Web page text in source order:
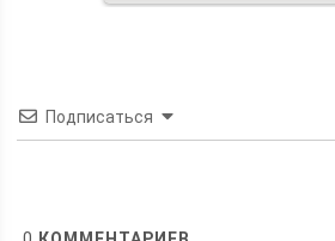
Подписаться